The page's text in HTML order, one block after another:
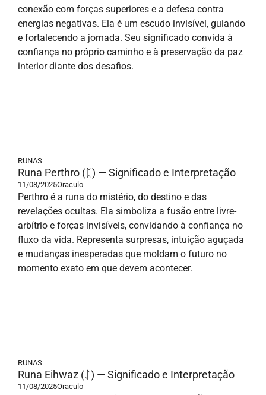
conexão com forças superiores e a defesa contra
energias negativas. Ela é um escudo invisível, guiando
e fortalecendo a jornada. Seu significado convida à
confiança no próprio caminho e à preservação da paz
interior diante dos desafios.
RUNAS
Runa Perthro (ᛈ) — Significado e Interpretação
11/08/2025Oraculo
Perthro é a runa do mistério, do destino e das
revelações ocultas. Ela simboliza a fusão entre livre-
arbítrio e forças invisíveis, convidando à confiança no
fluxo da vida. Representa surpresas, intuição aguçada
e mudanças inesperadas que moldam o futuro no
momento exato em que devem acontecer.
RUNAS
Runa Eihwaz (ᛇ) — Significado e Interpretação
11/08/2025Oraculo